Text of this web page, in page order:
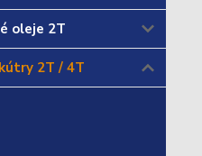
oleje 2T
2T / 4T